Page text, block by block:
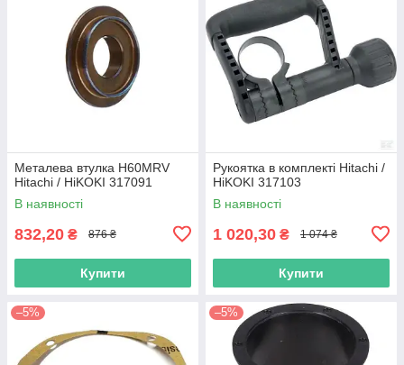
Металева втулка H60MRV
Hitachi / HiKOKI 317091
В наявності
832,20 ₴ 876 ₴
Купити
Рукоятка в комплекті Hitachi /
HiKOKI 317103
В наявності
1 020,30 ₴ 1 074 ₴
Купити
–5% –5%